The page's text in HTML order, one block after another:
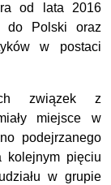
od lata 2016
do Polski oraz
w postaci
związek z
miejsce w
podejrzanego
kolejnym pięciu
w grupie